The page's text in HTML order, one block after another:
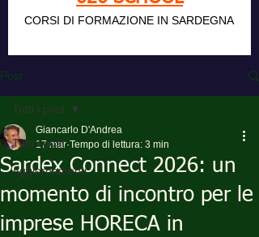
CORSI DI FORMAZIONE IN SARDEGNA
Post
Tutti i post
Aggiornamenti
Tutti i post
Sardex Connect 2026: un
momento di incontro per le
imprese HORECA in
Giancarlo D'Andrea
17 mar Tempo di lettura: 3 min